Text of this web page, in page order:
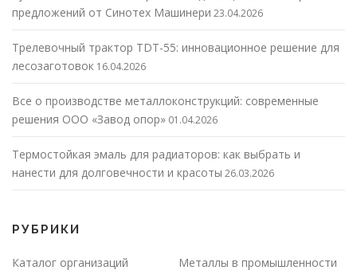
предложений от Синотех Машинери 23.04.2026
Трелевочный трактор TDT-55: инновационное решение для
лесозаготовок 16.04.2026
Все о производстве металлоконструкций: современные
решения ООО «Завод опор» 01.04.2026
Термостойкая эмаль для радиаторов: как выбрать и
нанести для долговечности и красоты 26.03.2026
РУБРИКИ
Каталог организаций
Металлы в промышленности